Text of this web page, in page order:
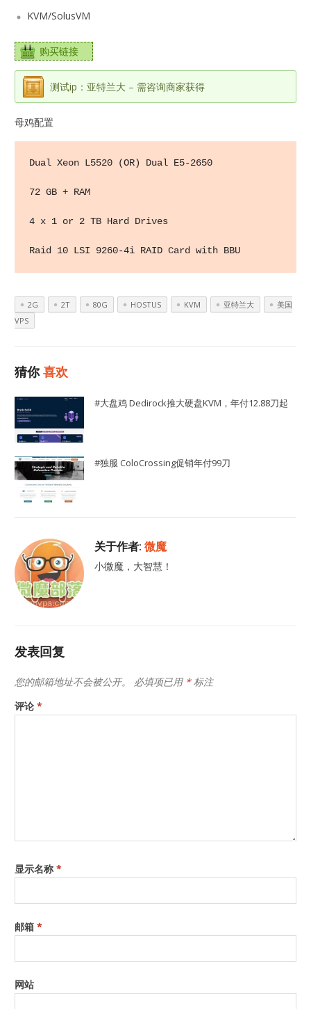
KVM/SolusVM
购买链接
测试ip：亚特兰大 – 需咨询商家获得
母鸡配置
Dual Xeon L5520 (OR) Dual E5-2650
72 GB + RAM
4 x 1 or 2 TB Hard Drives
Raid 10 LSI 9260-4i RAID Card with BBU
2G 2T 80G HOSTUS KVM 亚特兰大
美国
VPS
猜你喜欢
#大盘鸡 Dedirock推大硬盘KVM，年付12.88刀起
#独服 ColoCrossing促销年付99刀
关于作者:微魔
小微魔，大智慧！
发表回复
您的邮箱地址不会被公开。 必填项已用 *标注
评论*
显示名称*
邮箱*
网站